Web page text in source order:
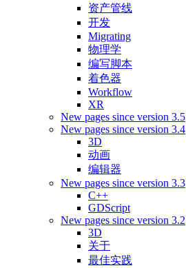
资产管线
开发
Migrating
物理学
编写脚本
着色器
Workflow
XR
New pages since version 3.5
New pages since version 3.4
3D
动画
编辑器
New pages since version 3.3
C++
GDScript
New pages since version 3.2
3D
关于
最佳实践